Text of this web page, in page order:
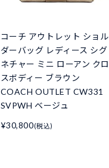
コーチ アウトレット ショル
ダーバッグ レディース シグ
ネチャー ミニ ローアン クロ
スボディー ブラウン
COACH OUTLET CW331
SVPWH ベージュ
¥30,800(税込)